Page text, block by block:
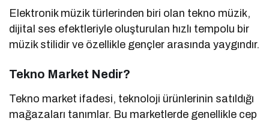
Elektronik müzik türlerinden biri olan tekno müzik,
dijital ses efektleriyle oluşturulan hızlı tempolu bir
müzik stilidir ve özellikle gençler arasında yaygındır.
Tekno Market Nedir?
Tekno market ifadesi, teknoloji ürünlerinin satıldığı
mağazaları tanımlar. Bu marketlerde genellikle cep